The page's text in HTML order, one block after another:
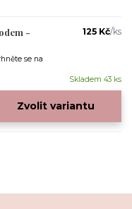
-
se na
125 Kč/ks
Skladem 43 ks
Zvolit variantu